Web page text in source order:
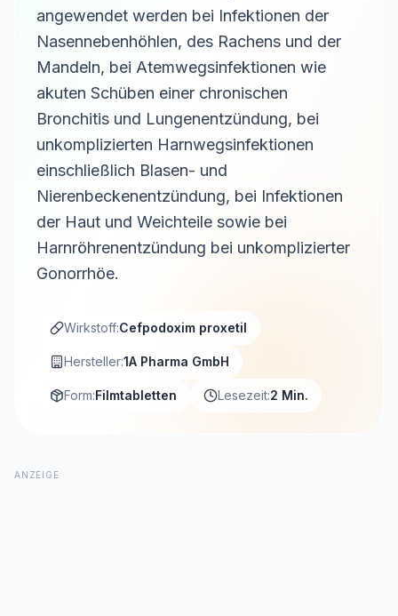
angewendet werden bei Infektionen der
Nasennebenhöhlen, des Rachens und der
Mandeln, bei Atemwegsinfektionen wie
akuten Schüben einer chronischen
Bronchitis und Lungenentzündung, bei
unkomplizierten Harnwegsinfektionen
einschließlich Blasen- und
Nierenbeckenentzündung, bei Infektionen
der Haut und Weichteile sowie bei
Harnröhrenentzündung bei unkomplizierter
Gonorrhöe.
Wirkstoff:Cefpodoxim proxetil
Hersteller:1A Pharma GmbH
Form:Filmtabletten Lesezeit:2 Min.
ANZEIGE